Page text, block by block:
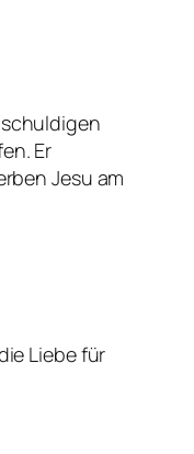
Er
Jesu am
Liebe für